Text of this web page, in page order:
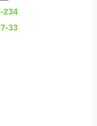
234
33